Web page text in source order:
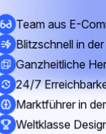
Team aus E-
Blitzschnell in
Ganzheitliche
24/7
Marktführer in
Weltklasse